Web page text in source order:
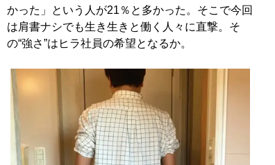
かった」という人が21％と多かった。そこで今回
は肩書ナシでも生き生きと働く人々に直撃。そ
の“強さ”はヒラ社員の希望となるか。